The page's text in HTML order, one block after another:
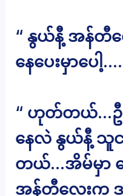
“ နွယ်နီ့ အန်တီ
နေပေးမှာပေါ့
“ ဟုတ်တယ်…ဦး
နေလဲ နွယ်နီ့ သူ
တယ်…အိမ်မှာ
အန်တီလေးက